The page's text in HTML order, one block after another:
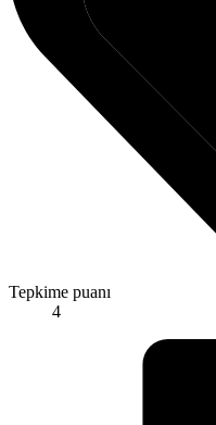
Tepkime puanı
4